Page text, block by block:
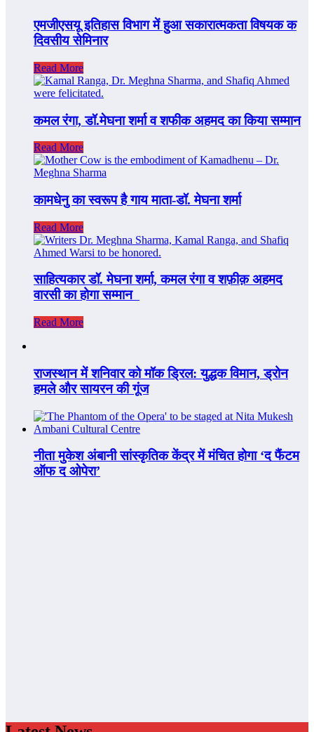
एमजीएसयू इतिहास विभाग में हुआ सकारात्मकता विषयक क
दिवसीय सेमिनार
Read More
कमल रंगा, डॉ.मेघना शर्मा व शफीक अहमद का किया सम्‍मान
Read More
कामधेनु का स्वरूप है गाय माता-डॉ. मेघना शर्मा
Read More
साहित्‍यकार डॉ. मेघना शर्मा, कमल रंगा व शफ़ीक़ अहमद
वारसी का होगा सम्‍मान
Read More
राजस्थान में शनिवार को मॉक ड्रिल: युद्धक विमान, ड्रोन
हमले और सायरन की गूंज
नीता मुकेश अंबानी सांस्कृतिक केंद्र में मंचित होगा ‘द फैंटम
ऑफ द ओपेरा’